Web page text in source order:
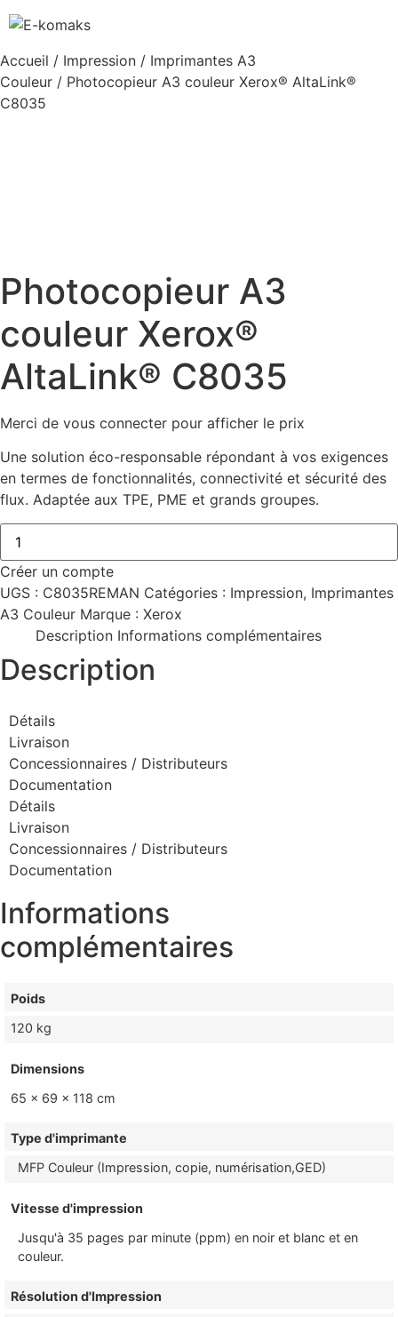
Accueil / Impression / Imprimantes A3
Couleur / Photocopieur A3 couleur Xerox® AltaLink®
C8035
Photocopieur A3
couleur Xerox®
AltaLink® C8035
Merci de vous connecter pour afficher le prix
Une solution éco-responsable répondant à vos exigences
en termes de fonctionnalités, connectivité et sécurité des
flux. Adaptée aux TPE, PME et grands groupes.
Créer un compte
UGS : C8035REMAN Catégories : Impression, Imprimantes
A3 Couleur Marque : Xerox
Description Informations complémentaires
Description
Détails
Livraison
Concessionnaires / Distributeurs
Documentation
Détails
Livraison
Concessionnaires / Distributeurs
Documentation
Informations
complémentaires
Poids
120 kg
Dimensions
65 × 69 × 118 cm
Type d'imprimante
MFP Couleur (Impression, copie, numérisation,GED)
Vitesse d'impression
Jusqu'à 35 pages par minute (ppm) en noir et blanc et en
couleur.
Résolution d'Impression